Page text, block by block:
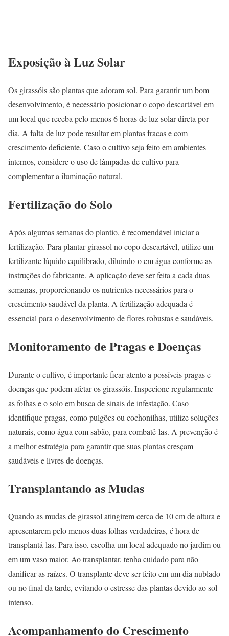
Exposição à Luz Solar
Os girassóis são plantas que adoram sol. Para garantir um bom
desenvolvimento, é necessário posicionar o copo descartável em
um local que receba pelo menos 6 horas de luz solar direta por
dia. A falta de luz pode resultar em plantas fracas e com
crescimento deficiente. Caso o cultivo seja feito em ambientes
internos, considere o uso de lâmpadas de cultivo para
complementar a iluminação natural.
Fertilização do Solo
Após algumas semanas do plantio, é recomendável iniciar a
fertilização. Para plantar girassol no copo descartável, utilize um
fertilizante líquido equilibrado, diluindo-o em água conforme as
instruções do fabricante. A aplicação deve ser feita a cada duas
semanas, proporcionando os nutrientes necessários para o
crescimento saudável da planta. A fertilização adequada é
essencial para o desenvolvimento de flores robustas e saudáveis.
Monitoramento de Pragas e Doenças
Durante o cultivo, é importante ficar atento a possíveis pragas e
doenças que podem afetar os girassóis. Inspecione regularmente
as folhas e o solo em busca de sinais de infestação. Caso
identifique pragas, como pulgões ou cochonilhas, utilize soluções
naturais, como água com sabão, para combatê-las. A prevenção é
a melhor estratégia para garantir que suas plantas cresçam
saudáveis e livres de doenças.
Transplantando as Mudas
Quando as mudas de girassol atingirem cerca de 10 cm de altura e
apresentarem pelo menos duas folhas verdadeiras, é hora de
transplantá-las. Para isso, escolha um local adequado no jardim ou
em um vaso maior. Ao transplantar, tenha cuidado para não
danificar as raízes. O transplante deve ser feito em um dia nublado
ou no final da tarde, evitando o estresse das plantas devido ao sol
intenso.
Acompanhamento do Crescimento